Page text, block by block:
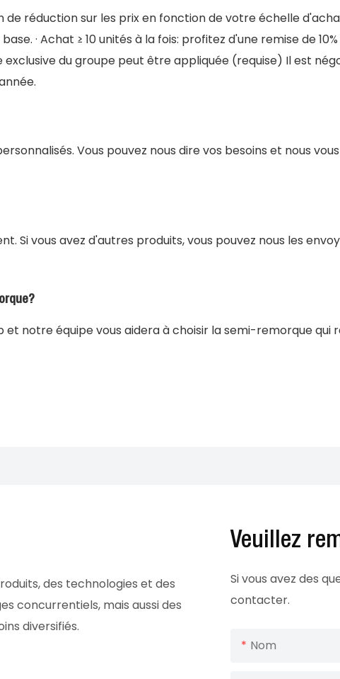
de réduction sur les prix en fonction de votre échelle
· Achat ≥ 10 unités à la fois: profitez d'une remise de
exclusive du groupe peut être appliquée (requise) Il est
Vous pouvez nous dire vos besoins et nous
Si vous avez d'autres produits, vous pouvez nous les
notre équipe vous aidera à choisir la semi-remorque qui
des technologies et des
concurrentiels, mais aussi des
diversifiés.
Veuillez
Si vous avez des
contacter.
Nom